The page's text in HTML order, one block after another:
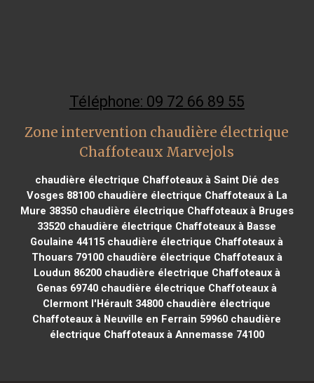
Téléphone: 09 72 66 89 55
Zone intervention chaudière électrique
Chaffoteaux Marvejols
chaudière électrique Chaffoteaux à Saint Dié des
Vosges 88100chaudière électrique Chaffoteaux à La
Mure 38350chaudière électrique Chaffoteaux à Bruges
33520 chaudière électrique Chaffoteaux à Basse
Goulaine 44115 chaudière électrique Chaffoteaux à
Thouars 79100chaudière électrique Chaffoteaux à
Loudun 86200chaudière électrique Chaffoteaux à
Genas 69740 chaudière électrique Chaffoteaux à
Clermont l'Hérault 34800 chaudière électrique
Chaffoteaux à Neuville en Ferrain 59960 chaudière
électrique Chaffoteaux à Annemasse 74100